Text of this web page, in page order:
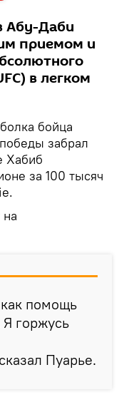
Абу-Даби
приемом и
в легком
бойца
забрал
Хабиб
за 100 тысяч
на
как помощь
горжусь
Пуарье.